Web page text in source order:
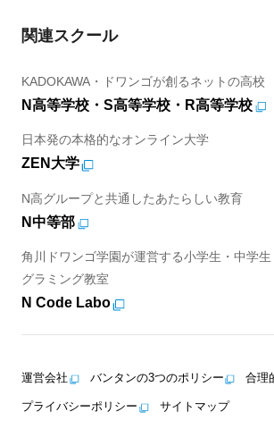
関連スクール
KADOKAWA・ドワンゴが創るネットの高校
N高等学校・S高等学校・R高等学校
日本発の本格的なオンライン大学
ZEN大学
N高グループと共通したあたらしい教育
N中等部
角川ドワンゴ学園が運営する小学生・中学
グラミング教室
N Code Labo
運営会社 バンタンの3つのポリシー 合理
プライバシーポリシー サイトマップ